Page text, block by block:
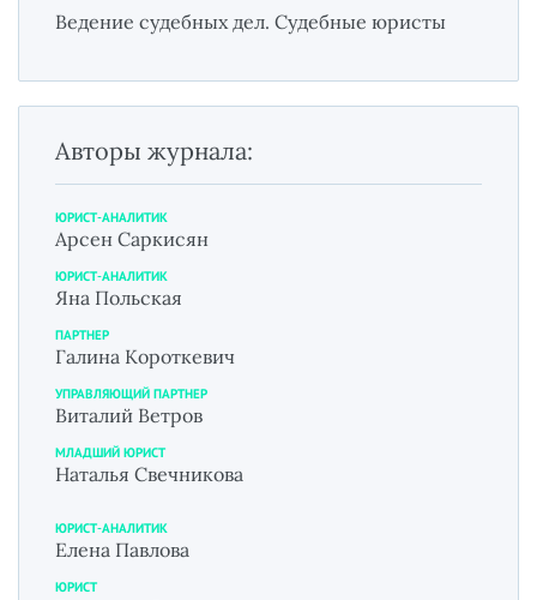
Ведение судебных дел. Судебные юристы
Авторы журнала:
ЮРИСТ-АНАЛИТИК
Арсен Саркисян
ЮРИСТ-АНАЛИТИК
Яна Польская
ПАРТНЕР
Галина Короткевич
УПРАВЛЯЮЩИЙ ПАРТНЕР
Виталий Ветров
МЛАДШИЙ ЮРИСТ
Наталья Свечникова
ЮРИСТ-АНАЛИТИК
Елена Павлова
ЮРИСТ